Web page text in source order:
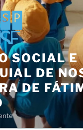
SOCIAL E
DE
DE